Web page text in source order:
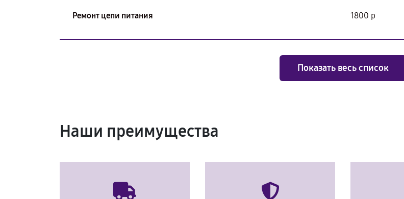
Ремонт цепи питания 1800 р
Показать весь список
Наши преимущества